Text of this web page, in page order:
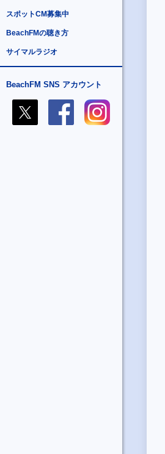
スポットCM募集中
BeachFMの聴き方
サイマルラジオ
BeachFM SNS アカウント